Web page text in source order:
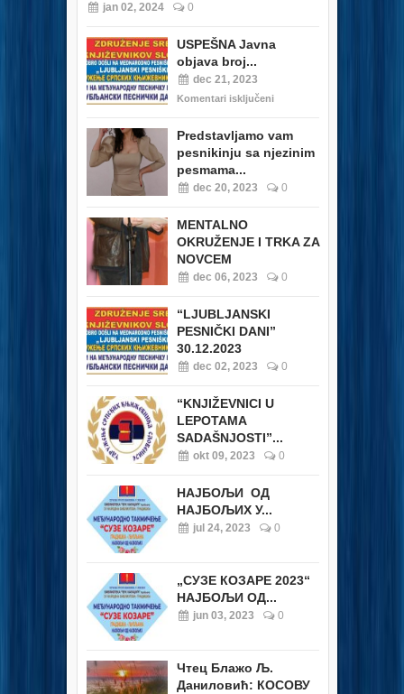
jan 02, 2024 0
USPEŠNA Javna
objava broj...
dec 21, 2023
Komentari isključeni
Predstavljamo vam
pesnikinju sa njezinim
pesmama...
dec 20, 2023 0
MENTALNO
OKRUŽENJE I TRKA ZA
NOVCEM
dec 06, 2023 0
“LJUBLJANSKI
PESNIČKI DANI”
30.12.2023
dec 02, 2023 0
“KNJIŽEVNICI U
LEPOTAMA
SADAŠNJOSTI”...
okt 09, 2023 0
НАЈБОЉИ ОД
НАЈБОЉИХ У...
jul 24, 2023 0
„СУЗЕ КОЗАРЕ 2023“
НАЈБОЉИ ОД...
jun 03, 2023 0
Чтец Блажо Љ.
Даниловић: КОСОВУ